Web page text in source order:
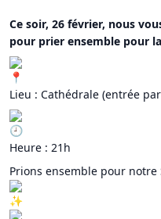
Ce soir, 26 février, nous
pour prier ensemble pour
Lieu : Cathédrale (entrée
Heure : 21h
Prions ensemble pour notre